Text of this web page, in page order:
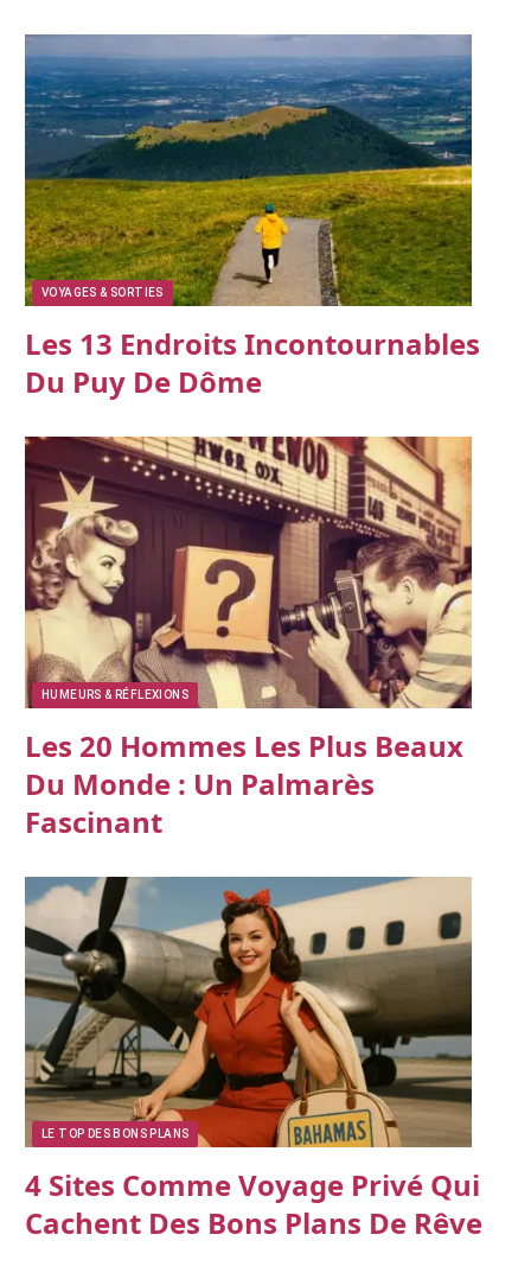
VOYAGES & SORTIES
Les 13 Endroits Incontournables
Du Puy De Dôme
HUMEURS & RÉFLEXIONS
Les 20 Hommes Les Plus Beaux
Du Monde : Un Palmarès
Fascinant
LE TOP DES BONS PLANS
4 Sites Comme Voyage Privé Qui
Cachent Des Bons Plans De Rêve